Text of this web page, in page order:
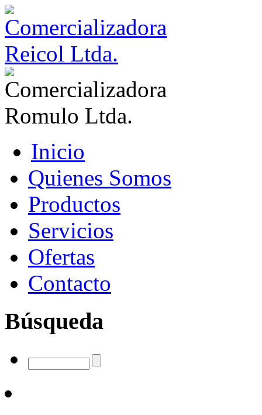
Inicio
Quienes Somos
Productos
Servicios
Ofertas
Contacto
Búsqueda